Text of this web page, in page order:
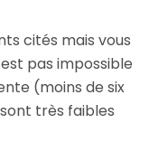
cités mais vous
pas impossible
(moins de six
très faibles